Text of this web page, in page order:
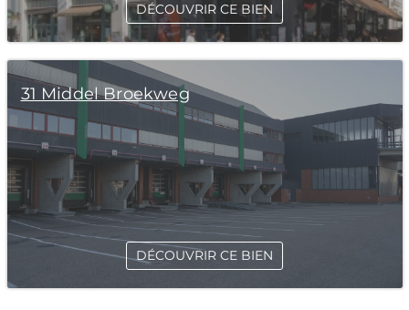
DÉCOUVRIR CE BIEN
31 Middel Broekweg
DÉCOUVRIR CE BIEN